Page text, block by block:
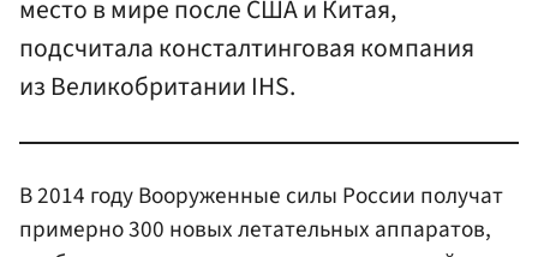
место в мире после США и Китая,
подсчитала консталтинговая компания
из Великобритании IHS.
В 2014 году Вооруженные силы России получат
примерно 300 новых летательных аппаратов,